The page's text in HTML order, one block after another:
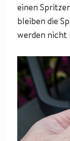
einen
bleiben die
werden nicht